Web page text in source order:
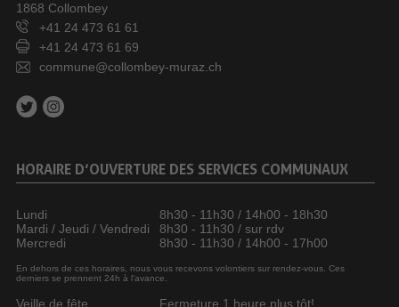
1868 Collombey
+41 24 473 61 61
+41 24 473 61 69
commune@collombey-muraz.ch
HORAIRE D’OUVERTURE DES SERVICES COMMUNAUX
Lundi
8h30 - 11h30 / 14h00 - 18h30
Mardi / Jeudi / Vendredi
8h30 - 11h30 / sur rdv
Mercredi
8h30 - 11h30 / 14h00 - 17h00
En dehors de ces horaires, nous vous recevons volontiers sur rendez-vous. Ces
derniers se prennent 24h à l’avance.
Veille de fête Fermeture 1 heure plus tôt!